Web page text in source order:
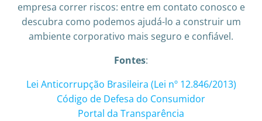
empresa correr riscos: entre em contato conosco e
descubra como podemos ajudá-lo a construir um
ambiente corporativo mais seguro e confiável.
Fontes:
Lei Anticorrupção Brasileira (Lei nº 12.846/2013)
Código de Defesa do Consumidor
Portal da Transparência